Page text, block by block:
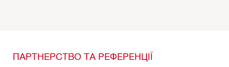
ПАРТНЕРСТВО ТА РЕФЕРЕНЦІЇ